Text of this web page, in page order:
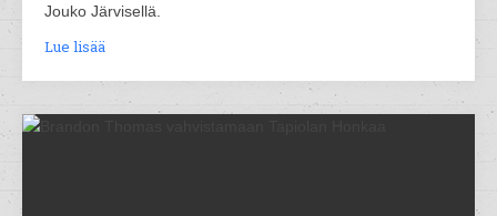
Jouko Järvisellä.
Lue lisää